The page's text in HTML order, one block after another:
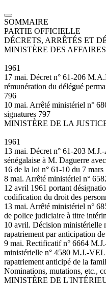
SOMMAIRE
PARTIE OFFICIELLE
DÉCRETS, ARRÊTÉS ET
MINISTÈRE DES
1961
17 mai. Décret n° 61-206
rémunération du délégué
796
10 mai. Arrêté ministériel n°
signatures 797
MINISTÈRE DE LA
1961
13 mai. Décret n° 61-203
sénégalaise à M. Daguerre
16 de la loi n° 61-10 du 7
8 mai. Arrêté ministériel n°
12 avril 1961 portant
codification du droit des
13 mai. Arrêté ministériel n°
de police judiciaire à titre
10 avril. Décision ministérielle
rapatriement par anticipation
9 mai. Rectificatif n° 6664
ministérielle n° 4580 M.J.-
rapatriement anticipé de la
Nominations, mutations, etc.,
MINISTÈRE DE